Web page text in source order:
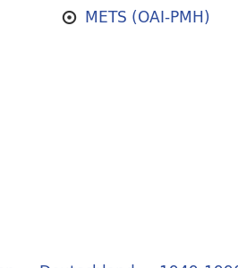
METS (OAI-PMH)